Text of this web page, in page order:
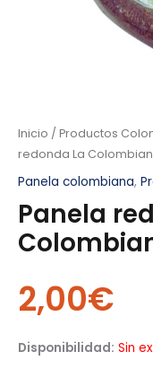
Inicio / Productos
redonda La
Panela colombiana,
Panela
2,00€
Disponibilidad: Sin